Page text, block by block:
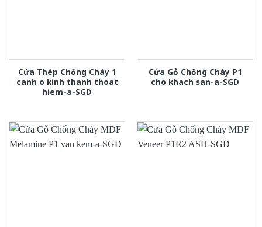
Cửa Thép Chống Cháy 1
canh o kinh thanh thoat
hiem-a-SGD
Cửa Gỗ Chống Cháy P1
cho khach san-a-SGD